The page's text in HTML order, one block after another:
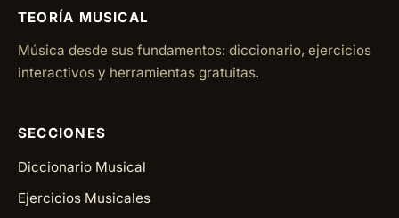
TEORÍA MUSICAL
Música desde sus fundamentos: diccionario, ejercicios
interactivos y herramientas gratuitas.
SECCIONES
Diccionario Musical
Ejercicios Musicales